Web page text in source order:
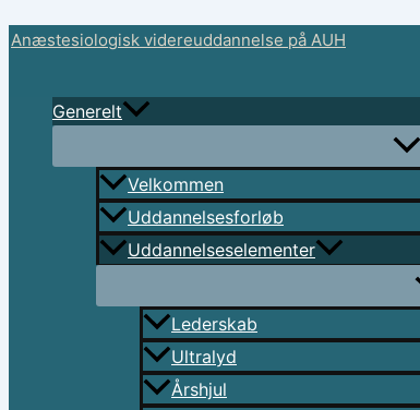
Skip
to
Anæstesiologisk videreuddannelse på AUH
Generelt
Velkommen
Uddannelsesforløb
Uddannelseselementer
Lederskab
Ultralyd
Årshjul